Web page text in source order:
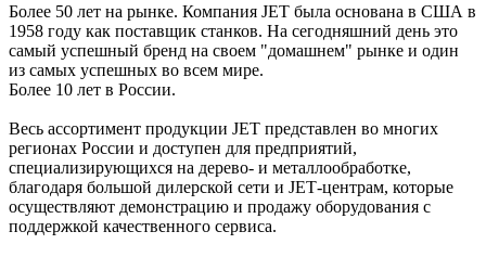
Более 50 лет на рынке. Компания JЕТ была основана в США в
1958 году как поставщик станков. На сегодняшний день это
самый успешный бренд на своем "домашнем" рынке и один
из самых успешных во всем мире.
Более 10 лет в России.
Весь ассортимент продукции JЕТ представлен во многих
регионах России и доступен для предприятий,
специализирующихся на дерево- и металлообработке,
благодаря большой дилерской сети и JЕТ-центрам, которые
осуществляют демонстрацию и продажу оборудования с
поддержкой качественного сервиса.